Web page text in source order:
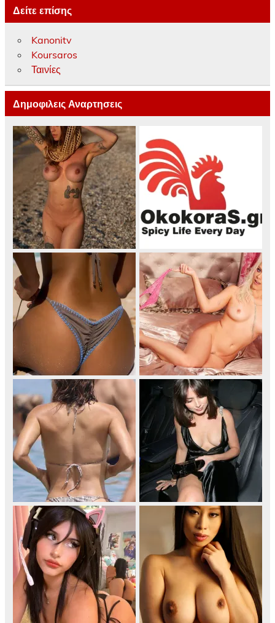
Δείτε επίσης
Kanonitv
Koursaros
Ταινίες
Δημοφιλεις Αναρτησεις